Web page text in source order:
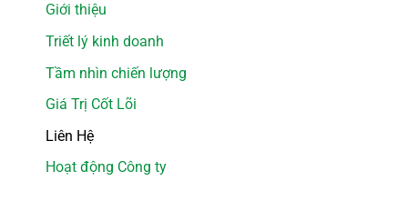
Giới thiệu
Triết lý kinh doanh
Tầm nhìn chiến lượng
Giá Trị Cốt Lõi
Liên Hệ
Hoạt động Công ty